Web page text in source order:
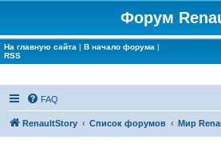
Форум
На главную сайта | В начало форума |
RSS
FAQ
RenaultStory Список форумов Мир